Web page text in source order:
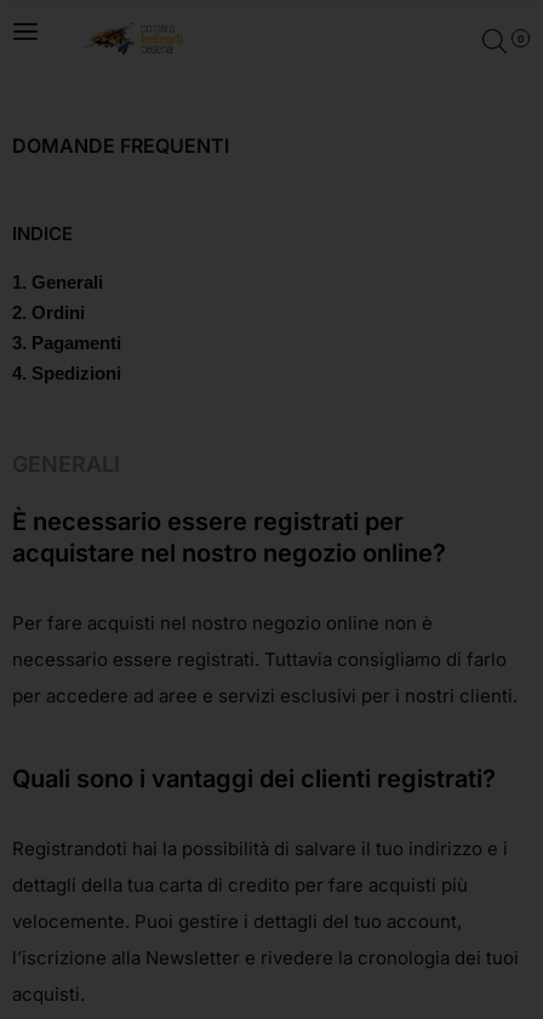
0
DOMANDE FREQUENTI
INDICE
1. Generali
2. Ordini
3. Pagamenti
4. Spedizioni
È necessario essere registrati per
acquistare nel nostro negozio online?
Per fare acquisti nel nostro negozio online non è
necessario essere registrati. Tuttavia consigliamo di farlo
per accedere ad aree e servizi esclusivi per i nostri clienti.
Quali sono i vantaggi dei clienti registrati?
Registrandoti hai la possibilità di salvare il tuo indirizzo e i
dettagli della tua carta di credito per fare acquisti più
velocemente. Puoi gestire i dettagli del tuo account,
l’iscrizione alla Newsletter e rivedere la cronologia dei tuoi
acquisti.